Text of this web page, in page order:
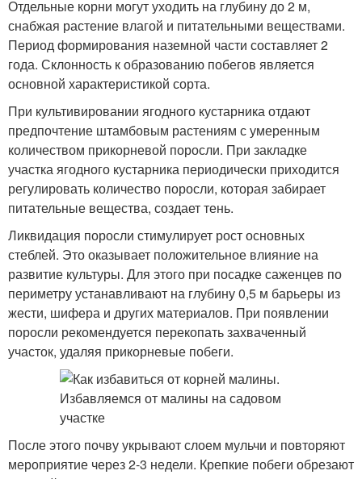
Отдельные корни могут уходить на глубину до 2 м,
снабжая растение влагой и питательными веществами.
Период формирования наземной части составляет 2
года. Склонность к образованию побегов является
основной характеристикой сорта.
При культивировании ягодного кустарника отдают
предпочтение штамбовым растениям с умеренным
количеством прикорневой поросли. При закладке
участка ягодного кустарника периодически приходится
регулировать количество поросли, которая забирает
питательные вещества, создает тень.
Ликвидация поросли стимулирует рост основных
стеблей. Это оказывает положительное влияние на
развитие культуры. Для этого при посадке саженцев по
периметру устанавливают на глубину 0,5 м барьеры из
жести, шифера и других материалов. При появлении
поросли рекомендуется перекопать захваченный
участок, удаляя прикорневые побеги.
После этого почву укрывают слоем мульчи и повторяют
мероприятие через 2-3 недели. Крепкие побеги обрезают